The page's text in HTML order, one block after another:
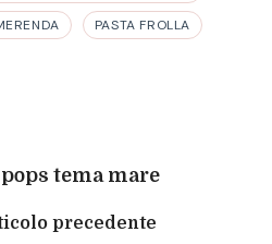
PASTA FROLLA
pops tema mare
precedente